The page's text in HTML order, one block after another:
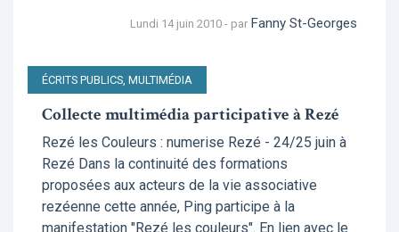
Lundi 14 juin 2010 - par Fanny St-Georges
ÉCRITS PUBLICS, MULTIMÉDIA
Collecte multimédia participative à Rezé
Rezé les Couleurs : numerise Rezé - 24/25 juin à
Rezé Dans la continuité des formations
proposées aux acteurs de la vie associative
rezéenne cette année, Ping participe à la
manifestation "Rezé les couleurs". En lien avec le